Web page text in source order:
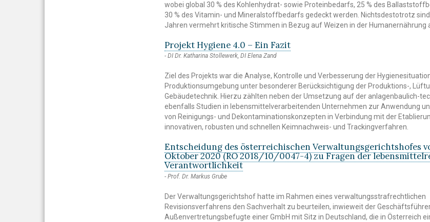
wobei global 30 % des Kohlenhydrat- sowie Proteinbedarfs, 25 % des
30 % des Vitamin- und Mineralstoffbedarfs gedeckt werden. Nichtsdestotrotz
Jahren vermehrt kritische Stimmen in Bezug auf Weizen in der Humanernährung
Projekt Hygiene 4.0 – Ein Fazit
DI Dr. Katharina Stollewerk, DI Elena Zand
Ziel des Projekts war die Analyse, Kontrolle und Verbesserung der
Produktionsumgebung unter besonderer Berücksichtigung der Produktions-,
Gebäudetechnik. Hierzu zählten neben der Umsetzung auf der anlagenbaulich-
ebenfalls Studien in lebensmittelverarbeitenden Unternehmen zur Anwendung
von Reinigungs- und Dekontaminationskonzepten in Verbindung mit der
innovativen, robusten und schnellen Keimnachweis- und Trackingverfahren.
Entscheidung des österreichischen Verwaltungsgerichtshofes
Oktober 2020 (RO 2018/10/0047-4) zu Fragen der
Verantwortlichkeit
Prof. Dr. Markus Grube
Der Verwaltungsgerichtshof hatte im Rahmen eines verwaltungsstrafrechtlichen
Revisionsverfahrens den Sachverhalt zu beurteilen, inwieweit der
Außenvertretungsbefugte einer GmbH mit Sitz in Deutschland, die in Österreich